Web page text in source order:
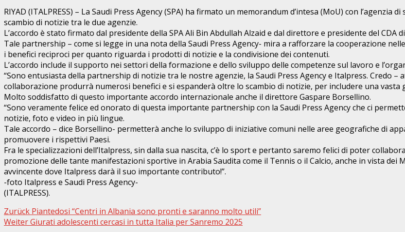
WhatsApp
RIYAD (ITALPRESS) – La Saudi Press Agency (SPA) ha firmato un memorandum d’intesa (MoU) con
scambio di notizie tra le due agenzie.
L’accordo è stato firmato dal presidente della SPA Ali Bin Abdullah Alzaid e dal direttore e presidente del CDA
Tale partnership – come si legge in una nota della Saudi Press Agency- mira a rafforzare la cooperazione
i benefici reciproci per quanto riguarda i prodotti di notizie e la condivisione dei contenuti.
L’accordo include il supporto nei settori della formazione e dello sviluppo delle competenze sul lavoro e
“Sono entusiasta della partnership di notizie tra le nostre agenzie, la Saudi Press Agency e Italpress. Credo –
collaborazione produrrà numerosi benefici e si espanderà oltre lo scambio di notizie, per includere una vasta
Molto soddisfatto di questo importante accordo internazionale anche il direttore Gaspare Borsellino.
“Sono veramente felice ed onorato di questa importante partnership con la Saudi Press Agency che ci
notizie, foto e video in più lingue.
Tale accordo – dice Borsellino- permetterà anche lo sviluppo di iniziative comuni nelle aree geografiche di
promuovere i rispettivi Paesi.
Fra le specializzazioni dell’Italpress, sin dalla sua nascita, c’è lo sport e pertanto saremo felici di poter
promozione delle tante manifestazioni sportive in Arabia Saudita come il Tennis o il Calcio, anche in vista dei
avvincente dove Italpress darà il suo importante contributo!”.
-foto Italpress e Saudi Press Agency-
(ITALPRESS).
Beitragsnavigation
Zurück Piantedosi “Centri in Albania sono pronti e saranno molto utili”
WeiterGiurati adolescenti cercasi in tutta Italia per Sanremo 2025